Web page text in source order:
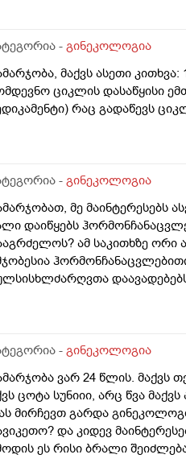
იყო. ეგ
მოქმედებსო,2
ექიმთან. არის რაიმე
მქონდა
- გინეკოლოგია
მაქვს ასეთი
ციკლის დასაწყისი
რაც გადაწევს
- გინეკოლოგია
მე მაინტერესებს
დაიწყებს
ამ საკითხზე ორი
მკერდი). თუ
- გინეკოლოგია
ვარ 24 წლის.
ცოტა სუნიიი, არც წვა
მირჩევთ გარდა
და კიდევ
ეს რისი ბრალი